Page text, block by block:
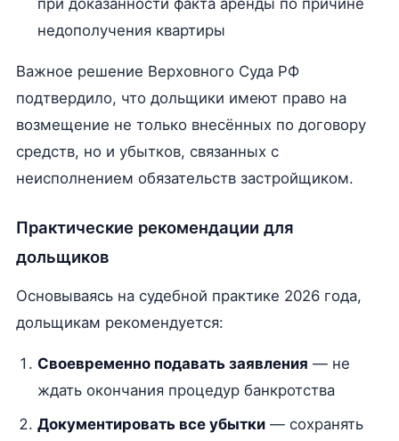
при доказанности факта аренды по причине
недополучения квартиры
Важное решение Верховного Суда РФ
подтвердило, что дольщики имеют право на
возмещение не только внесённых по договору
средств, но и убытков, связанных с
неисполнением обязательств застройщиком.
Практические рекомендации для
дольщиков
Основываясь на судебной практике 2026 года,
дольщикам рекомендуется:
Своевременно подавать заявления — не
ждать окончания процедур банкротства
Документировать все убытки— сохранять